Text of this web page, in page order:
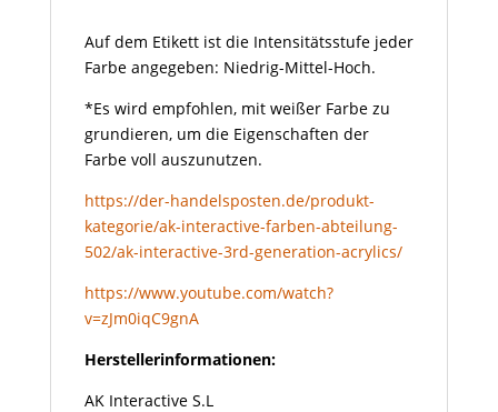
Auf dem Etikett ist die Intensitätsstufe jeder
Farbe angegeben: Niedrig-Mittel-Hoch.
*Es wird empfohlen, mit weißer Farbe zu
grundieren, um die Eigenschaften der
Farbe voll auszunutzen.
https://der-handelsposten.de/produkt-
kategorie/ak-interactive-farben-abteilung-
502/ak-interactive-3rd-generation-acrylics/
https://www.youtube.com/watch?
v=zJm0iqC9gnA
Herstellerinformationen:
AK Interactive S.L